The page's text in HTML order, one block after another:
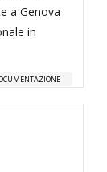
a Genova
in